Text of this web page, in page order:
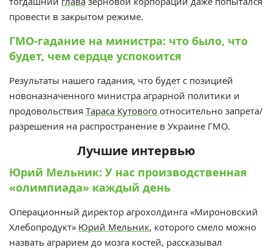
провести в закрытом режиме.
ГМО-гадание на министра: что было, что
будет, чем сердце успокоится
Результаты нашего гадания, что будет с позицией
новоназначенного министра аграрной политики и
продовольствия Тараса Кутового относительно запрета/
разрешения на распространение в Украине ГМО.
Лучшие интервью
Юрий Мельник: У нас производственная
«олимпиада» каждый день
Операционный директор агрохолдинга «Мироновский
Хлебопродукт» Юрий Мельник, которого смело можно
назвать аграрием до мозга костей, рассказывал